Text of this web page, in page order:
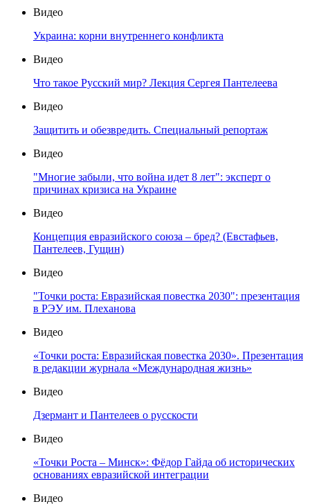
Видео
Украина: корни внутреннего конфликта
Видео
Что такое Русский мир? Лекция Сергея Пантелеева
Видео
Защитить и обезвредить. Специальный репортаж
Видео
"Многие забыли, что война идет 8 лет": эксперт о
причинах кризиса на Украине
Видео
Концепция евразийского союза – бред? (Евстафьев,
Пантелеев, Гущин)
Видео
"Точки роста: Евразийская повестка 2030": презентация
в РЭУ им. Плеханова
Видео
«Точки роста: Евразийская повестка 2030». Презентация
в редакции журнала «Международная жизнь»
Видео
Дзермант и Пантелеев о русскости
Видео
«Точки Роста – Минск»: Фёдор Гайда об исторических
основаниях евразийской интеграции
Видео